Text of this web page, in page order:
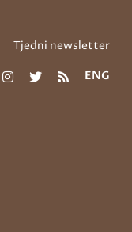
Tjedni newsletter
ENG